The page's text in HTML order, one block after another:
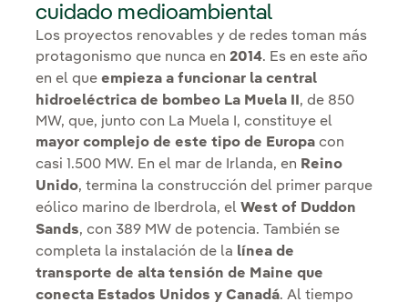
cuidado medioambiental
Los proyectos renovables y de redes toman más
protagonismo que nunca en 2014. Es en este año
en el que empieza a funcionar la central
hidroeléctrica de bombeo La Muela II , de 850
MW, que, junto con La Muela I, constituye el
mayor complejo de este tipo de Europa con
casi 1.500 MW. En el mar de Irlanda, en Reino
Unido, termina la construcción del primer parque
eólico marino de Iberdrola, el West of Duddon
Sands, con 389 MW de potencia. También se
completa la instalación de la línea de
transporte de alta tensión de Maine que
conecta Estados Unidos y Canadá. Al tiempo